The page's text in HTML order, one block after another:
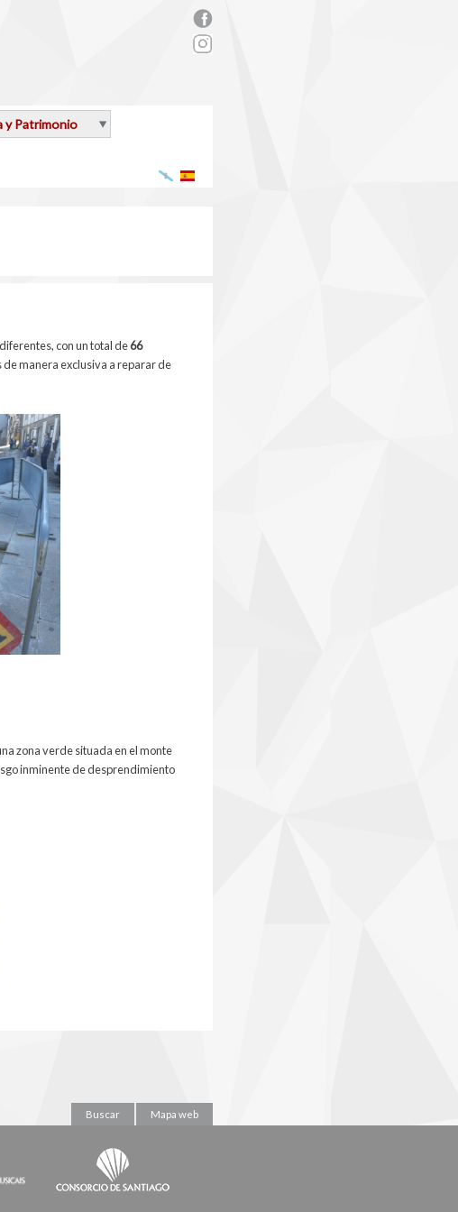
rs_facebook.png
y Patrimonio
diferentes, con un total de66
manera exclusiva a reparar de
zona verde situada en el monte
inminente de desprendimiento
Buscar Mapa web